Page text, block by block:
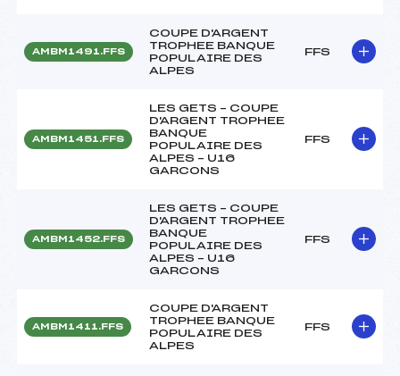
AMBM1491.FFS
COUPE D'ARGENT
TROPHEE BANQUE
POPULAIRE DES
ALPES
FFS
AMBM1451.FFS
LES GETS – COUPE
D'ARGENT TROPHEE
BANQUE
POPULAIRE DES
ALPES – U16
GARCONS
FFS
AMBM1452.FFS
LES GETS – COUPE
D'ARGENT TROPHEE
BANQUE
POPULAIRE DES
ALPES – U16
GARCONS
FFS
AMBM1411.FFS
COUPE D'ARGENT
TROPHEE BANQUE
POPULAIRE DES
ALPES
FFS